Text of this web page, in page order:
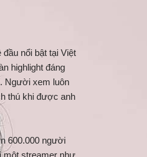
nổi bật tại Việt
highlight đáng
Người xem luôn
thú khi được anh
600.000 người